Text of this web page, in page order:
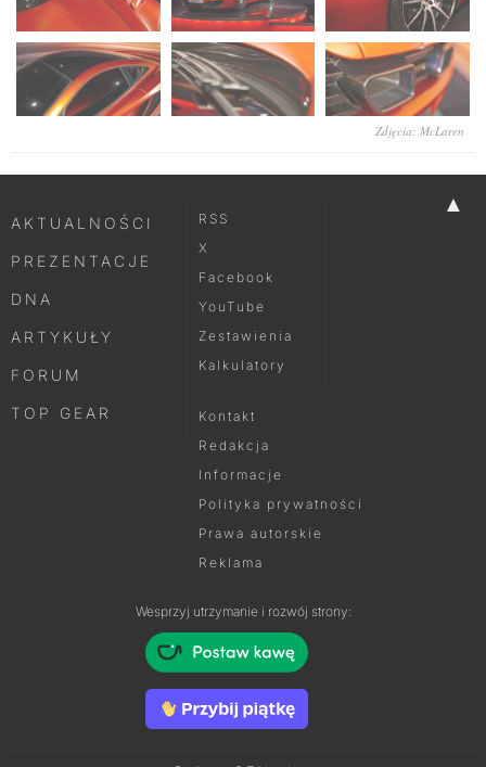
Zdjęcia: McLaren
▲
AKTUALNOŚCI
PREZENTACJE
DNA
ARTYKUŁY
FORUM
TOP GEAR
RSS
X
Facebook
YouTube
Zestawienia
Kalkulatory
Kontakt
Redakcja
Informacje
Polityka prywatności
Prawa autorskie
Reklama
Wesprzyj utrzymanie i rozwój strony: